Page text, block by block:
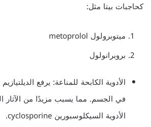
كحاجبات بيتا مثل:
ميتوبرولول metoprolol
بروبرانولول
الأدوية الكابحة للمناعة: يرفع
في الجسم. مما يسبب مزيدًا من الآثار
الأدوية السيكلوسبورين cyclosporine.